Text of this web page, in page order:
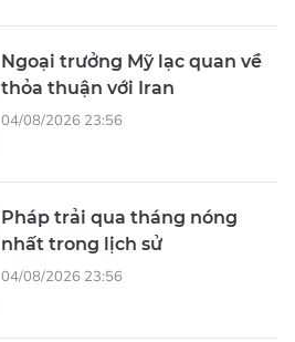
Ngoại trưởng Mỹ lạc quan về
thỏa thuận với Iran
04/08/2026 23:56
Pháp trải qua tháng nóng
nhất trong lịch sử
04/08/2026 23:56